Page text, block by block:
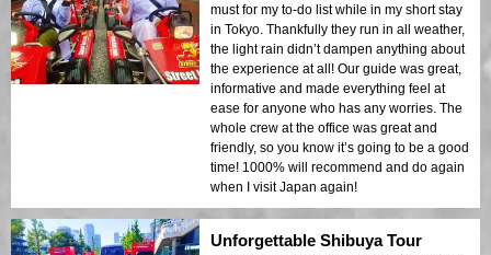
must for my to-do list while in my short stay
in Tokyo. Thankfully they run in all weather,
the light rain didn’t dampen anything about
the experience at all! Our guide was great,
informative and made everything feel at
ease for anyone who has any worries. The
whole crew at the office was great and
friendly, so you know it’s going to be a good
time! 1000% will recommend and do again
when I visit Japan again!
Unforgettable Shibuya Tour